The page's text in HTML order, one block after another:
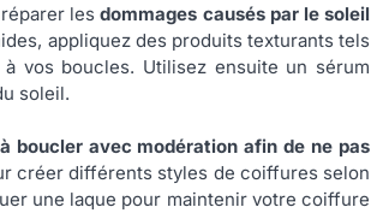
lesdommages causés par le soleil
appliquez des produits texturants tels
vos boucles. Utilisez ensuite un sérum
soleil.
boucler avec modération afin de ne pas
créer différents styles de coiffures selon
une laque pour maintenir votre coiffure